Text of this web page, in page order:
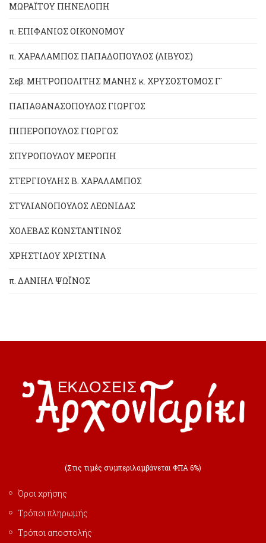
ΜΩΡΑΪΤΟΥ ΠΗΝΕΛΟΠΗ
π. ΕΠΙΦΑΝΙΟΣ ΟΙΚΟΝΟΜΟΥ
π. ΧΑΡΑΛΑΜΠΟΣ ΠΑΠΑΔΟΠΟΥΛΟΣ (ΛΙΒΥΟΣ)
Σεβ. ΜΗΤΡΟΠΟΛΙΤΗΣ ΜΑΝΗΣ κ. ΧΡΥΣΟΣΤΟΜΟΣ Γ´
ΠΑΠΑΘΑΝΑΣΟΠΟΥΛΟΣ ΓΙΩΡΓΟΣ
ΠΙΠΕΡΟΠΟΥΛΟΣ ΓΙΩΡΓΟΣ
ΣΠΥΡΟΠΟΥΛΟΥ ΜΕΡΟΠΗ
ΣΤΕΡΓΙΟΥΛΗΣ Β. ΧΑΡΑΛΑΜΠΟΣ
ΣΤΥΛΙΑΝΟΠΟΥΛΟΣ ΛΕΩΝΙΔΑΣ
ΧΟΛΕΒΑΣ ΚΩΝΣΤΑΝΤΙΝΟΣ
ΧΡΗΣΤΙΔΟΥ ΧΡΙΣΤΙΝΑ
π. ΔΑΝΙΗΛ ΨΩΪΝΟΣ
(Στις τιμές συμπεριλαμβάνεται ΦΠΑ 6%)
Όροι χρήσης
Τρόποι πληρωμής
Τρόποι αποστολής